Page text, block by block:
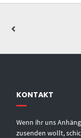
KONTAKT
Wenn ihr uns
zusenden wollt,